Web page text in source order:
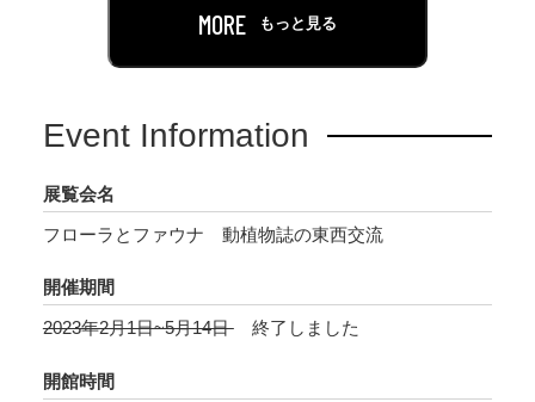
をまとめ、 日本の歴史、文化、そして自然を広
め、東洋文庫が誇る美しい動植物の図鑑・図譜
れの自然に関する学問の発展、知の東西交流の
足跡をたどります。
MORE もっと見る
Event Information
展覧会名
フローラとファウナ 動植物誌の東西交流
開催期間
2023年2月1日~5月14日
終了しました
開館時間